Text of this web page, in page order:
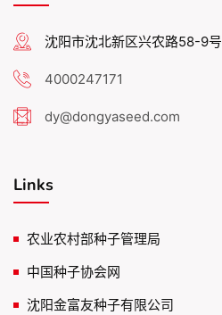
沈阳市沈北新区兴农路58-9号
4000247171
dy@dongyaseed.com
Links
农业农村部种子管理局
中国种子协会网
沈阳金富友种子有限公司